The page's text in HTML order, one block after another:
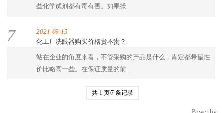
些化学试剂都有毒有害。如果操...
7
2021-09-15
化工厂洗眼器购买价格贵不贵？
站在企业的角度来看，不管采购的产品是什么，肯定都希望性
价比略高一些。在保证质量的前...
共 1 页/7 条记录
Power by